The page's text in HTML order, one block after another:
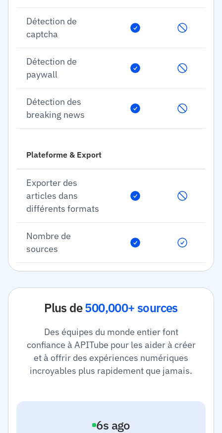
Détection de
captcha
Détection de
paywall
Détection des
breaking news
Plateforme & Export
Exporter des
articles dans
différents formats
Nombre de
sources
Plus de500,000+ sources
Des équipes du monde entier font
confiance à APITube pour les aider à créer
et à offrir des expériences numériques
incroyables plus rapidement que jamais.
7s ago